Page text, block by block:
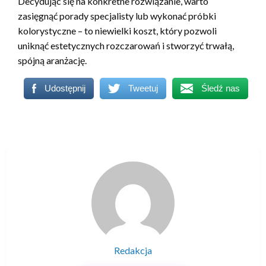
zasięgnąć porady specjalisty lub wykonać próbki
kolorystyczne – to niewielki koszt, który pozwoli
uniknąć estetycznych rozczarowań i stworzyć trwałą,
spójną aranżację.
Udostępnij Tweetuj Śledź nas
Redakcja